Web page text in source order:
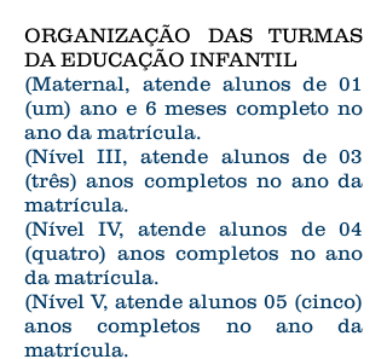
ORGANIZAÇÃO DAS TURMAS
DA EDUCAÇÃO INFANTIL
(Maternal, atende alunos de 01
(um) ano e 6 meses completo no
ano da matrícula.
(Nível III, atende alunos de 03
(três) anos completos no ano da
matrícula.
(Nível IV, atende alunos de 04
(quatro) anos completos no ano
da matrícula.
(Nível V, atende alunos 05 (cinco)
anos completos no ano da
matrícula.